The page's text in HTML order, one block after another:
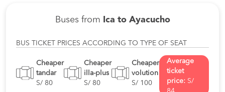
Buses from Ica to Ayacucho
BUS TICKET PRICES ACCORDING TO TYPE OF SEAT
Cheaper
tandar
S/ 80
Cheaper
illa-plus
S/ 80
Cheaper
volution
S/ 100
Average
ticket
price: S/